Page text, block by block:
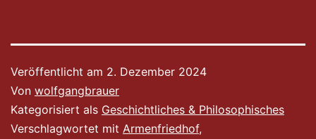
Veröffentlicht am 2. Dezember 2024
Von wolfgangbrauer
Kategorisiert als Geschichtliches & Philosophisches
Verschlagwortet mit Armenfriedhof,